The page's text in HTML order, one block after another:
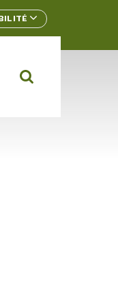
Ouvrir la barre
Rechercher